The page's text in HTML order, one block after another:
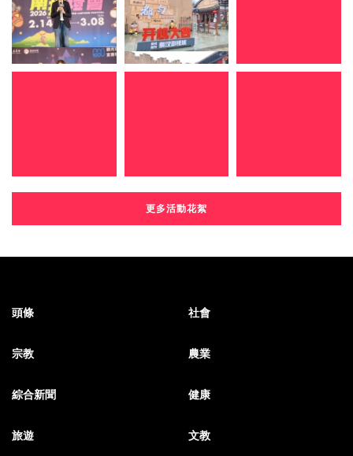
更多活動花絮
頭條 社會
宗教 農業
綜合新聞 健康
旅遊 文教